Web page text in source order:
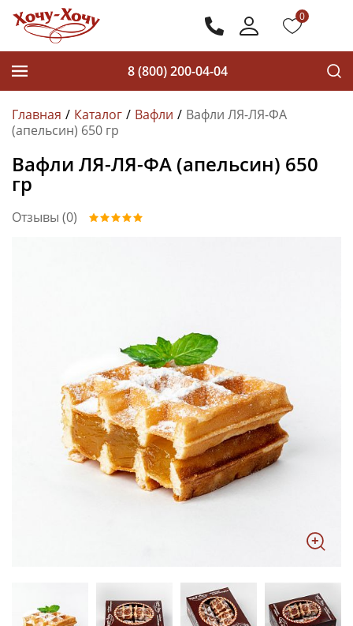
0
8 (800) 200-04-04
Главная Каталог Вафли
Вафли ЛЯ-ЛЯ-ФА
(апельсин) 650 гр
Вафли ЛЯ-ЛЯ-ФА (апельсин) 650
гр
Отзывы (0)